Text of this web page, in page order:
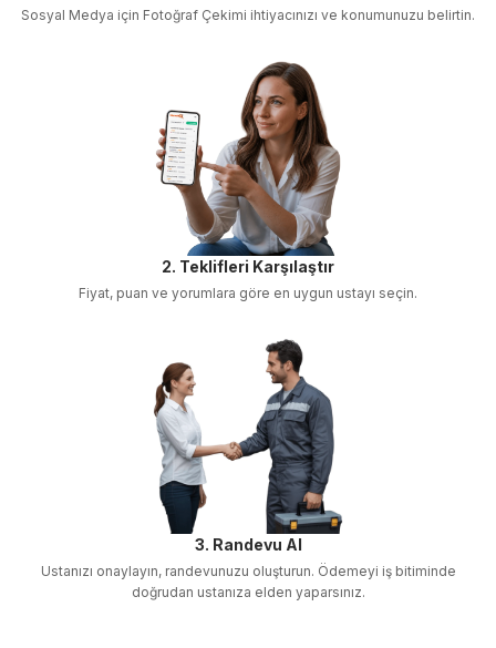
Sosyal Medya için Fotoğraf Çekimi ihtiyacınızı ve konumunuzu belirtin.
2. Teklifleri Karşılaştır
Fiyat, puan ve yorumlara göre en uygun ustayı seçin.
3. Randevu Al
Ustanızı onaylayın, randevunuzu oluşturun. Ödemeyi iş bitiminde
doğrudan ustanıza elden yaparsınız.